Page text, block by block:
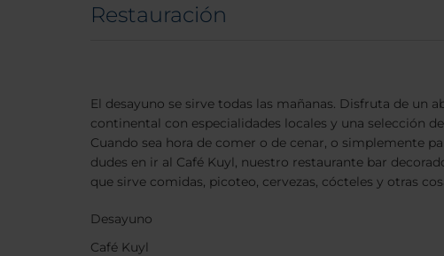
Restauración
El desayuno se sirve todas las mañanas. Disfruta de un
continental con especialidades locales y una selección
Cuando sea hora de comer o de cenar, o simplemente
dudes en ir al Café Kuyl, nuestro restaurante bar
que sirve comidas, picoteo, cervezas, cócteles y otras
Desayuno
Café Kuyl